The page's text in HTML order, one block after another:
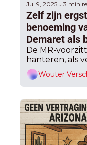
Jul 9, 2025 • 3 min
Zelf zijn
benoeming
Demaret als
voor
De MR-
hanteren, als
Wouter